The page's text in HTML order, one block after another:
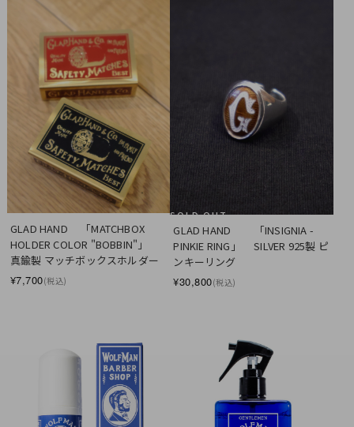
GLAD HAND 　「MATCHBOX
HOLDER COLOR "BOBBIN"」
真鍮製 マッチボックスホルダー
¥7,700(税込)
SOLD OUT
GLAD HAND 　　「INSIGNIA -
PINKIE RING」 　SILVER 925製 ピ
ンキーリング
¥30,800(税込)